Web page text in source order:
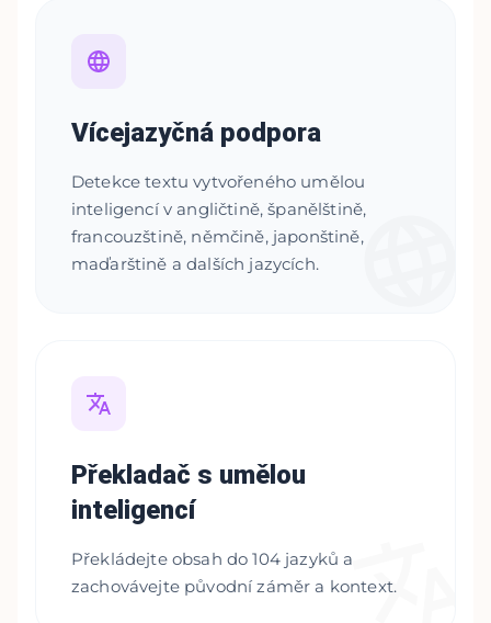
Vícejazyčná podpora
Detekce textu vytvořeného umělou
inteligencí v angličtině, španělštině,
francouzštině, němčině, japonštině,
maďarštině a dalších jazycích.
Překladač s umělou
inteligencí
Překládejte obsah do 104 jazyků a
zachovávejte původní záměr a kontext.